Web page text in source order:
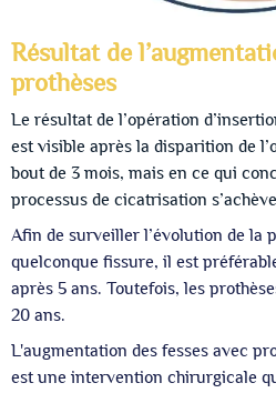
Résultat de
prothèses
Le résultat de l’opération
est visible après la disparition de
bout de 3 mois, mais en ce qui
processus de cicatrisation
Afin de surveiller l’évolution de la
quelconque fissure, il est
après 5 ans. Toutefois, les
20 ans.
L'augmentation des fesses avec
est une intervention chirurgicale